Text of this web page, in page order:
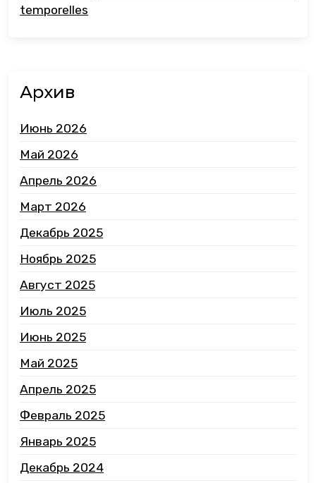
temporelles
Архив
Июнь 2026
Май 2026
Апрель 2026
Март 2026
Декабрь 2025
Ноябрь 2025
Август 2025
Июль 2025
Июнь 2025
Май 2025
Апрель 2025
Февраль 2025
Январь 2025
Декабрь 2024